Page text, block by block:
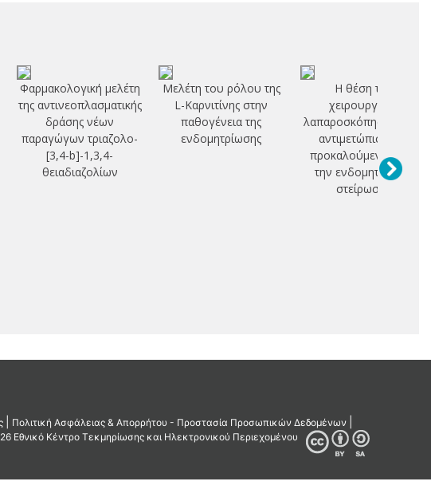
Φαρμακολογική μελέτη
της αντινεοπλασματικής
δράσης νέων
παραγώγων τριαζολο-
[3,4-b]-1,3,4-
θειαδιαζολίων
Μελέτη του ρόλου της
L-Καρνιτίνης στην
παθογένεια της
ενδομητρίωσης
Η θέση της
χειρουργικής
λαπαροσκόπησης στην
αντιμετώπιση της
προκαλούμενης από
την ενδομητρίωση
στείρωσης